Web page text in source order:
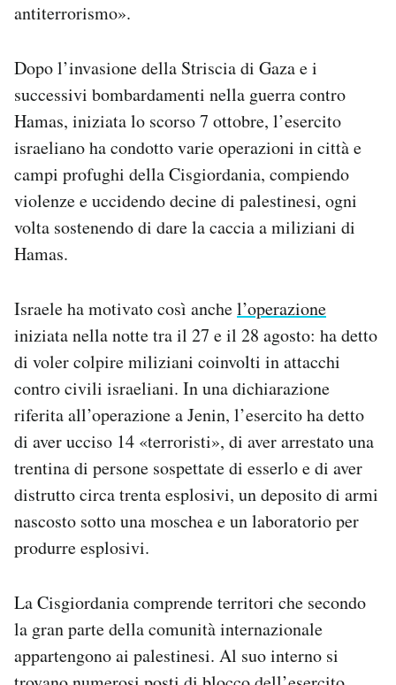
antiterrorismo».
Dopo l’invasione della Striscia di Gaza e i
successivi bombardamenti nella guerra contro
Hamas, iniziata lo scorso 7 ottobre, l’esercito
israeliano ha condotto varie operazioni in città e
campi profughi della Cisgiordania, compiendo
violenze e uccidendo decine di palestinesi, ogni
volta sostenendo di dare la caccia a miliziani di
Hamas.
Israele ha motivato così anchel’operazione
iniziata nella notte tra il 27 e il 28 agosto: ha detto
di voler colpire miliziani coinvolti in attacchi
contro civili israeliani. In una dichiarazione
riferita all’operazione a Jenin, l’esercito ha detto
di aver ucciso 14 «terroristi», di aver arrestato una
trentina di persone sospettate di esserlo e di aver
distrutto circa trenta esplosivi, un deposito di armi
nascosto sotto una moschea e un laboratorio per
produrre esplosivi.
La Cisgiordania comprende territori che secondo
la gran parte della comunità internazionale
appartengono ai palestinesi. Al suo interno si